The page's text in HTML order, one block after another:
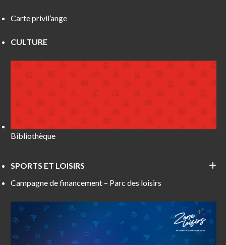
Carte privil’ange
CULTURE
Bibliothèque
SPORTS ET LOISIRS
Campagne de financement – Parc des loisirs